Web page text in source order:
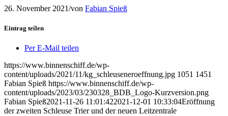
26. November 2021/von Fabian Spieß
Eintrag teilen
Per E-Mail teilen
https://www.binnenschiff.de/wp-
content/uploads/2021/11/kg_schleuseneroeffnung.jpg 1051 1451
Fabian Spieß https://www.binnenschiff.de/wp-
content/uploads/2023/03/230328_BDB_Logo-Kurzversion.png
Fabian Spieß2021-11-26 11:01:422021-12-01 10:33:04Eröffnung
der zweiten Schleuse Trier und der neuen Leitzentrale